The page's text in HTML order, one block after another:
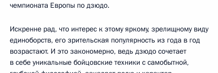
чемпионата Европы по дзюдо.
Искренне рад, что интерес к этому яркому, зрелищному виду
единоборств, его зрительская популярность из года в год
возрастают. И это закономерно, ведь дзюдо сочетает
в себе уникальные бойцовские техники с самобытной,